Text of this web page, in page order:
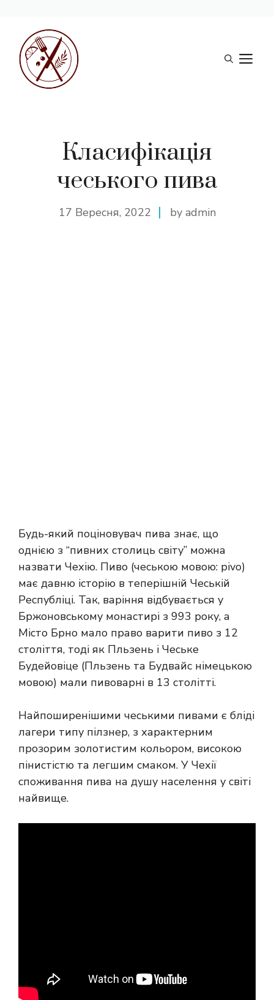
вмісту
Класифікація
чеського пива
17 Вересня, 2022 by admin
Будь-який поціновувач пива знає, що
однією з “пивних столиць світу” можна
назвати Чехію. Пиво (чеською мовою: pivo)
має давню історію в теперішній Чеській
Республіці. Так, варіння відбувається у
Бржоновському монастирі з 993 року, а
Місто Брно мало право варити пиво з 12
століття, тоді як Пльзень і Чеське
Будейовіце (Пльзень та Будвайс німецькою
мовою) мали пивоварні в 13 столітті.
Найпоширенішими чеськими пивами є бліді
лагери типу пілзнер, з характерним
прозорим золотистим кольором, високою
пінистістю та легшим смаком. У Чехії
споживання пива на душу населення у світі
найвище.